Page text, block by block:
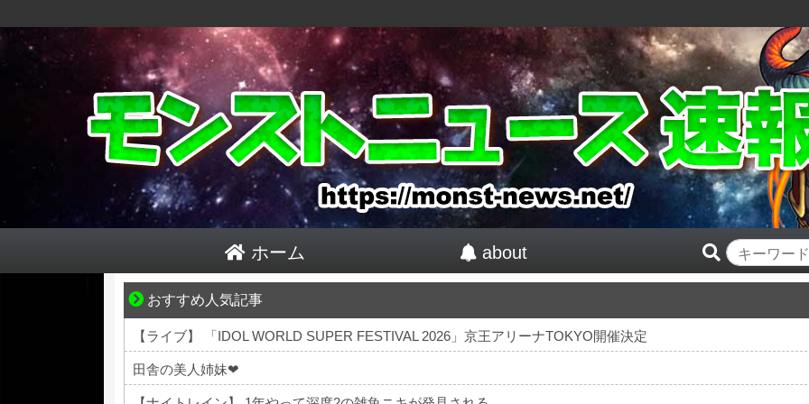
ホーム about
おすすめ人気記事
身近すぎる“厄介な人たち”が大集合！
【ライブ】 「IDOL WORLD SUPER FESTIVAL 2026」京王アリーナTOKYO開催決定
田舎の美人姉妹❤